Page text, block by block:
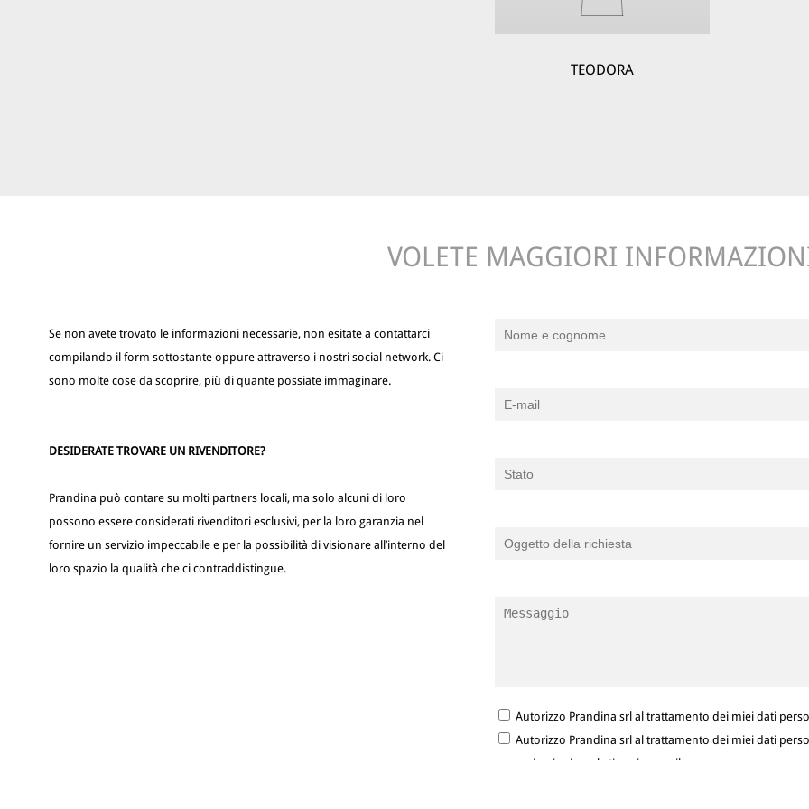
TEODORA
VOLETE MAGGIORI
Autorizzo Prandina srl al trattamento dei miei dati
Autorizzo Prandina srl al trattamento dei miei dati
comunicazioni marketing via e-mail.
Se non avete trovato le informazioni necessarie, non esitate a contattarci
compilando il form sottostante oppure attraverso i nostri social network. Ci
sono molte cose da scoprire, più di quante possiate immaginare.
DESIDERATE TROVARE UN RIVENDITORE?
Prandina può contare su molti partners locali, ma solo alcuni di loro
possono essere considerati rivenditori esclusivi, per la loro garanzia nel
fornire un servizio impeccabile e per la possibilità di visionare all’interno del
loro spazio la qualità che ci contraddistingue.